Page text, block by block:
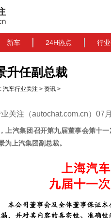
新车 24H热点 行
升任副总裁
汽车行业关注 > 资讯 >
业关注（autochat.com.cn）
上汽集团召开第九届董事会第十
为上汽集团副总裁。